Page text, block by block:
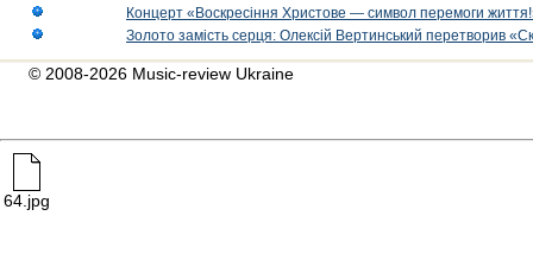
Концерт «Воскресіння Христове — символ перемоги
Золото замість серця: Олексій Вертинський перетворив
© 2008-2026 Music-review Ukraine
64.jpg